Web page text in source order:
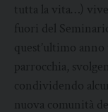
tutta la vita…)
fuori del
quest’ultimo
parrocchia,
condividendo
nuova comunità